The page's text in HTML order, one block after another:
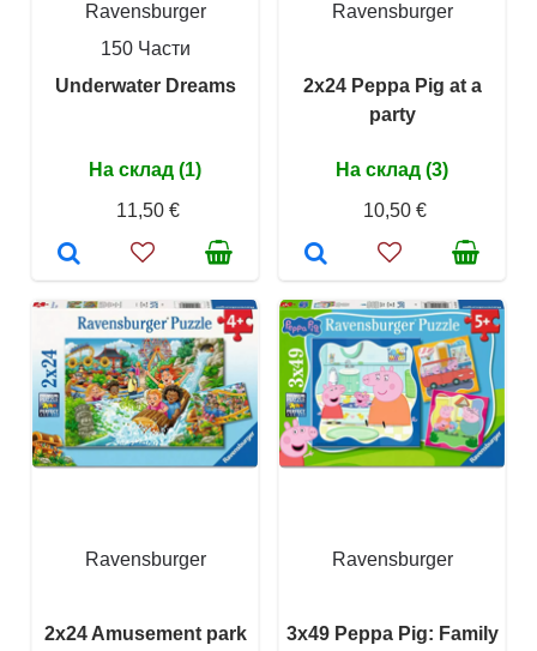
Ravensburger
150 Части
Underwater Dreams
На склад (1)
11,50 €
Ravensburger
2x24 Peppa Pig at a
party
На склад (3)
10,50 €
Ravensburger
2x24 Amusement park
Ravensburger
3x49 Peppa Pig: Family